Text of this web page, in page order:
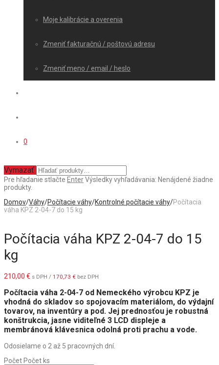
Moje kalibrácie a overenia
Zmeniť fakturačnú / poštovú adresu
Zmeniť meno / email / heslo
0
Vymazať
Pre hľadanie stlačte EnterVýsledky vyhľadávania: Nenájdené žiadne
produkty.
Domov/Váhy/Počítacie váhy/Kontrolné počítacie váhy/Počítacia
váha KPZ 2-04-7 do 15 kg
Počítacia váha KPZ 2-04-7 do 15
kg
210,00 € s DPH / 170,73 € bez DPH
Počítacia váha 2-04-7 od Nemeckého výrobcu KPZ je
vhodná do skladov so spojovacím materiálom, do výdajní
tovarov, na inventúry a pod. Jej prednosťou je robustná
konštrukcia, jasne viditeľné 3 LCD displeje a
membránová klávesnica odolná proti prachu a vode.
Odosielame o 2 až 5 pracovných dní.
PočetPočet ks